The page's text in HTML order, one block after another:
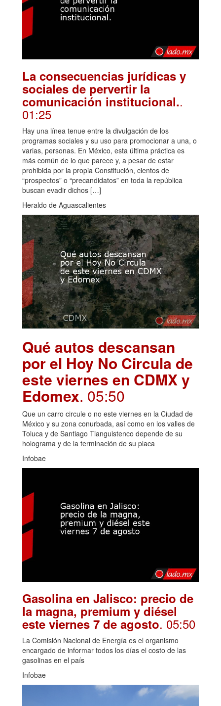
La consecuencias jurídicas y
sociales de pervertir la
comunicación institucional..
01:25
Hay una línea tenue entre la divulgación de los
programas sociales y su uso para promocionar a una, o
varias, personas. En México, esta última práctica es
más común de lo que parece y, a pesar de estar
prohibida por la propia Constitución, cientos de
“prospectos” o “precandidatos” en toda la república
buscan evadir dichos […]
Heraldo de Aguascalientes
Qué autos descansan
por el Hoy No Circula de
este viernes en CDMX y
Edomex. 05:50
Que un carro circule o no este viernes en la Ciudad de
México y su zona conurbada, así como en los valles de
Toluca y de Santiago Tianguistenco depende de su
holograma y de la terminación de su placa
Infobae
Gasolina en Jalisco: precio de
la magna, premium y diésel
este viernes 7 de agosto. 05:50
La Comisión Nacional de Energía es el organismo
encargado de informar todos los días el costo de las
gasolinas en el país
Infobae